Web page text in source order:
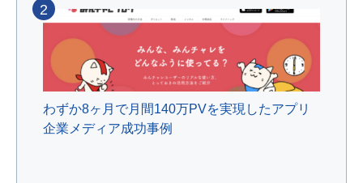
わずか8ヶ月で月間140万PVを実現したアプリ
企業メディア成功事例
2